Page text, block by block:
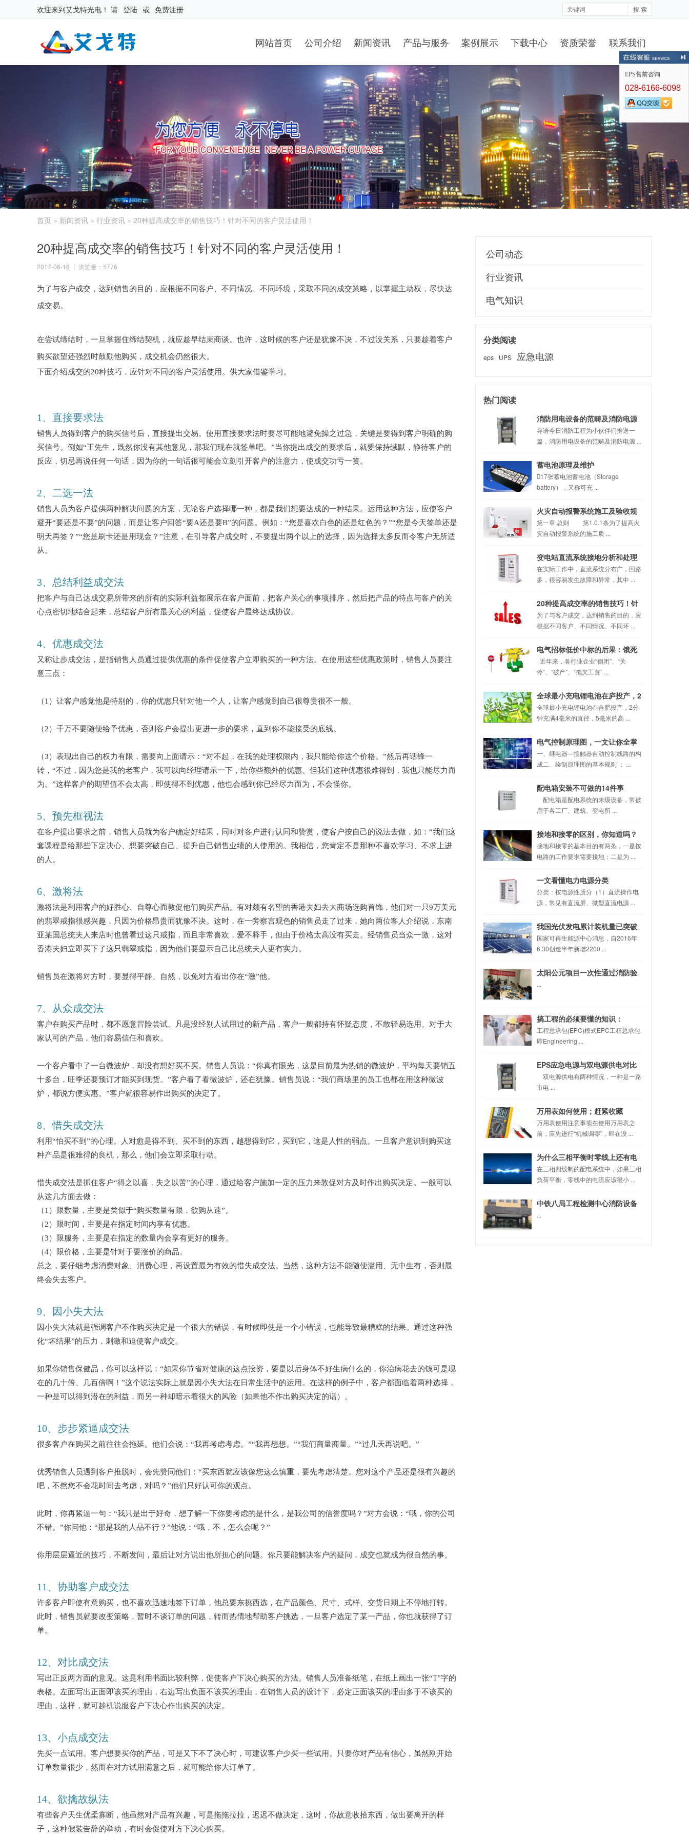
欢迎来到艾戈特光电 ！ 请 登陆 或 免费注册 搜 索
网站首页 公司介绍 新闻资讯 产品与服务 案例展示 下载中心 资质荣誉 联系我们
1 2
首页 > 新闻资讯 > 行业资讯 > 20种提高成交率的销售技巧！针对不同的客户灵活使用！
20种提高成交率的销售技巧！针对不同的客户灵活使用！
2017-06-16 浏览量：5776
为了与客户成交，达到销售的目的，应根据不同客户、不同情况、不同环境，采取不同的成交策略，以掌握主动权，尽快达
成交易。
在尝试缔结时，一旦掌握住缔结契机，就应趁早结束商谈。也许，这时候的客户还是犹豫不决，不过没关系，只要趁着客户
购买欲望还强烈时鼓励他购买，成交机会仍然很大。
下面介绍成交的20种技巧，应针对不同的客户灵活使用。供大家借鉴学习。
1、直接要求法
销售人员得到客户的购买信号后，直接提出交易。使用直接要求法时要尽可能地避免操之过急，关键是要得到客户明确的购
买信号。例如“王先生，既然你没有其他意见，那我们现在就签单吧。”当你提出成交的要求后，就要保持缄默，静待客户的
反应，切忌再说任何一句话，因为你的一句话很可能会立刻引开客户的注意力，使成交功亏一篑。
2、二选一法
销售人员为客户提供两种解决问题的方案，无论客户选择哪一种，都是我们想要达成的一种结果。运用这种方法，应使客户
避开“要还是不要”的问题，而是让客户回答“要A还是要B”的问题。例如：“您是喜欢白色的还是红色的？”“您是今天签单还是
明天再签？”“您是刷卡还是用现金？”注意，在引导客户成交时，不要提出两个以上的选择，因为选择太多反而令客户无所适
从。
3、总结利益成交法
把客户与自己达成交易所带来的所有的实际利益都展示在客户面前，把客户关心的事项排序，然后把产品的特点与客户的关
心点密切地结合起来，总结客户所有最关心的利益，促使客户最终达成协议。
4、优惠成交法
又称让步成交法，是指销售人员通过提供优惠的条件促使客户立即购买的一种方法。在使用这些优惠政策时，销售人员要注
意三点：
（1）让客户感觉他是特别的，你的优惠只针对他一个人，让客户感觉到自己很尊贵很不一般。
（2）千万不要随便给予优惠，否则客户会提出更进一步的要求，直到你不能接受的底线。
（3）表现出自己的权力有限，需要向上面请示：“对不起，在我的处理权限内，我只能给你这个价格。”然后再话锋一
转，“不过，因为您是我的老客户，我可以向经理请示一下，给你些额外的优惠。但我们这种优惠很难得到，我也只能尽力而
为。”这样客户的期望值不会太高，即使得不到优惠，他也会感到你已经尽力而为，不会怪你。
5、预先框视法
在客户提出要求之前，销售人员就为客户确定好结果，同时对客户进行认同和赞赏，使客户按自己的说法去做，如： “我们这
套课程是给那些下定决心、想要突破自己、提升自己销售业绩的人使用的。我相信，您肯定不是那种不喜欢学习、不求上进
的人。
6、激将法
激将法是利用客户的好胜心、自尊心而敦促他们购买产品。有对颇有名望的香港夫妇去大商场选购首饰，他们对一只9万美元
的翡翠戒指很感兴趣，只因为价格昂贵而犹豫不决。这时，在一旁察言观色的销售员走了过来，她向两位客人介绍说，东南
亚某国总统夫人来店时也曾看过这只戒指，而且非常喜欢，爱不释手，但由于价格太高没有买走。经销售员当众一激，这对
香港夫妇立即买下了这只翡翠戒指，因为他们要显示自己比总统夫人更有实力。
销售员在激将对方时，要显得平静、自然，以免对方看出你在“激”他。
7、从众成交法
客户在购买产品时，都不愿意冒险尝试。凡是没经别人试用过的新产品，客户一般都持有怀疑态度，不敢轻易选用。对于大
家认可的产品，他们容易信任和喜欢。
一个客户看中了一台微波炉，却没有想好买不买。销售人员说： “你真有眼光，这是目前最为热销的微波炉，平均每天要销五
十多台，旺季还要预订才能买到现货。”客户看了看微波炉，还在犹豫。销售员说：“我们商场里的员工也都在用这种微波
炉，都说方便实惠。”客户就很容易作出购买的决定了。
8、惜失成交法
利用“怕买不到”的心理。人对愈是得不到、买不到的东西，越想得到它，买到它，这是人性的弱点。一旦客户意识到购买这
种产品是很难得的良机，那么，他们会立即采取行动。
惜失成交法是抓住客户“得之以喜，失之以苦”的心理，通过给客户施加一定的压力来敦促对方及时作出购买决定。一般可以
从这几方面去做：
（1）限数量，主要是类似于“购买数量有限，欲购从速”。
（2）限时间，主要是在指定时间内享有优惠。
（3）限服务，主要是在指定的数量内会享有更好的服务。
（4）限价格，主要是针对于要涨价的商品。
总之，要仔细考虑消费对象、消费心理，再设置最为有效的惜失成交法。当然，这种方法不能随便滥用、无中生有，否则最
终会失去客户。
9、因小失大法
因小失大法就是强调客户不作购买决定是一个很大的错误，有时候即使是一个小错误，也能导致最糟糕的结果。通过这种强
化“坏结果”的压力，刺激和迫使客户成交。
如果你销售保健品，你可以这样说： “如果你节省对健康的这点投资，要是以后身体不好生病什么的，你治病花去的钱可是现
在的几十倍、几百倍啊！”这个说法实际上就是因小失大法在日常生活中的运用。在这样的例子中，客户都面临着两种选择，
一种是可以得到潜在的利益，而另一种却暗示着很大的风险（如果他不作出购买决定的话）。
10、步步紧逼成交法
很多客户在购买之前往往会拖延。他们会说： “我再考虑考虑。”“我再想想。”“我们商量商量。”“过几天再说吧。”
优秀销售人员遇到客户推脱时，会先赞同他们： “买东西就应该像您这么慎重，要先考虑清楚。您对这个产品还是很有兴趣的
吧，不然您不会花时间去考虑，对吗？”他们只好认可你的观点。
此时，你再紧逼一句： “我只是出于好奇，想了解一下你要考虑的是什么，是我公司的信誉度吗？”对方会说：“哦，你的公司
不错。”你问他：“那是我的人品不行？”他说：“哦，不，怎么会呢？”
你用层层逼近的技巧，不断发问，最后让对方说出他所担心的问题。你只要能解决客户的疑问，成交也就成为很自然的事。
11、协助客户成交法
许多客户即使有意购买，也不喜欢迅速地签下订单，他总要东挑西选，在产品颜色、尺寸、式样、交货日期上不停地打转。
此时，销售员就要改变策略，暂时不谈订单的问题，转而热情地帮助客户挑选，一旦客户选定了某一产品，你也就获得了订
单。
12、对比成交法
写出正反两方面的意见。这是利用书面比较利弊，促使客户下决心购买的方法。销售人员准备纸笔，在纸上画出一张“T”字的
表格。左面写出正面即该买的理由，右边写出负面不该买的理由，在销售人员的设计下，必定正面该买的理由多于不该买的
理由，这样，就可趁机说服客户下决心作出购买的决定。
13、小点成交法
先买一点试用。客户想要买你的产品，可是又下不了决心时，可建议客户少买一些试用。只要你对产品有信心，虽然刚开始
订单数量很少，然而在对方试用满意之后，就可能给你大订单了。
14、欲擒故纵法
有些客户天生优柔寡断，他虽然对产品有兴趣，可是拖拖拉拉，迟迟不做决定，这时，你故意收拾东西，做出要离开的样
子，这种假装告辞的举动，有时会促使对方下决心购买。
公司动态
行业资讯
电气知识
分类阅读
eps UPS 应急电源
热门阅读
消防用电设备的范畴及消防电源
的基本要求，这些知识你学到了
嘛？
导语今日消防工程为小伙伴们推送一
篇，消防用电设备的范畴及消防电源 ...
蓄电池原理及维护
17张蓄电池蓄电池（Storage
battery），又称可充 ...
火灾自动报警系统施工及验收规
范！
第一章 总则 第1.0.1条为了提高火
灾自动报警系统的施工质 ...
变电站直流系统接地分析和处理
在实际工作中，直流系统分布广，回路
多，很容易发生故障和异常，其中 ...
20种提高成交率的销售技巧！针
对不同的客户灵活使用！
为了与客户成交，达到销售的目的，应
根据不同客户、不同情况、不同环 ...
电气招标低价中标的后果：饿死
同行、累死自己、坑死甲方！
近年来，各行业企业“倒闭”、“关
停”、“破产”、“拖欠工资” ...
全球最小充电锂电池在庐投产，2
分钟充满| 加油站变充电站，充电
还有这种操作？
全球最小充电锂电池在合肥投产，2分
钟充满4毫米的直径，5毫米的高 ...
电气控制原理图，一文让你全掌
握！
一、继电器—接触器自动控制线路的构
成二、绘制原理图的基本规则 ： ...
配电箱安装不可做的14件事
配电箱是配电系统的末级设备，常被
用于各工厂、建筑、变电所 ...
接地和接零的区别，你知道吗？
接地和接零的基本目的有两条，一是按
电路的工作要求需要接地；二是为 ...
一文看懂电力电源分类
分类：按电源性质分（1）直流操作电
源，常见有直流屏、微型直流电源 ...
我国光伏发电累计装机量已突破
100GW
国家可再生能源中心消息，自2016年
6.30创造半年新增2200 ...
太阳公元项目一次性通过消防验
收
...
搞工程的必须要懂的知识：
EPC、PMC、DB、DBB、CM、
BOT、PPP
工程总承包(EPC)模式EPC工程总承包
即Engineering ...
EPS应急电源与双电源供电对比
双电源供电有两种情况，一种是一路
市电 ...
万用表如何使用；赶紧收藏
万用表使用注意事项在使用万用表之
前，应先进行“机械调零”，即在没 ...
为什么三相平衡时零线上还有电
流？
在三相四线制的配电系统中，如果三相
负荷平衡，零线中的电流应该很小 ...
中铁八局工程检测中心消防设备
成功联调
...
EPS售前咨询
028-6166-6098